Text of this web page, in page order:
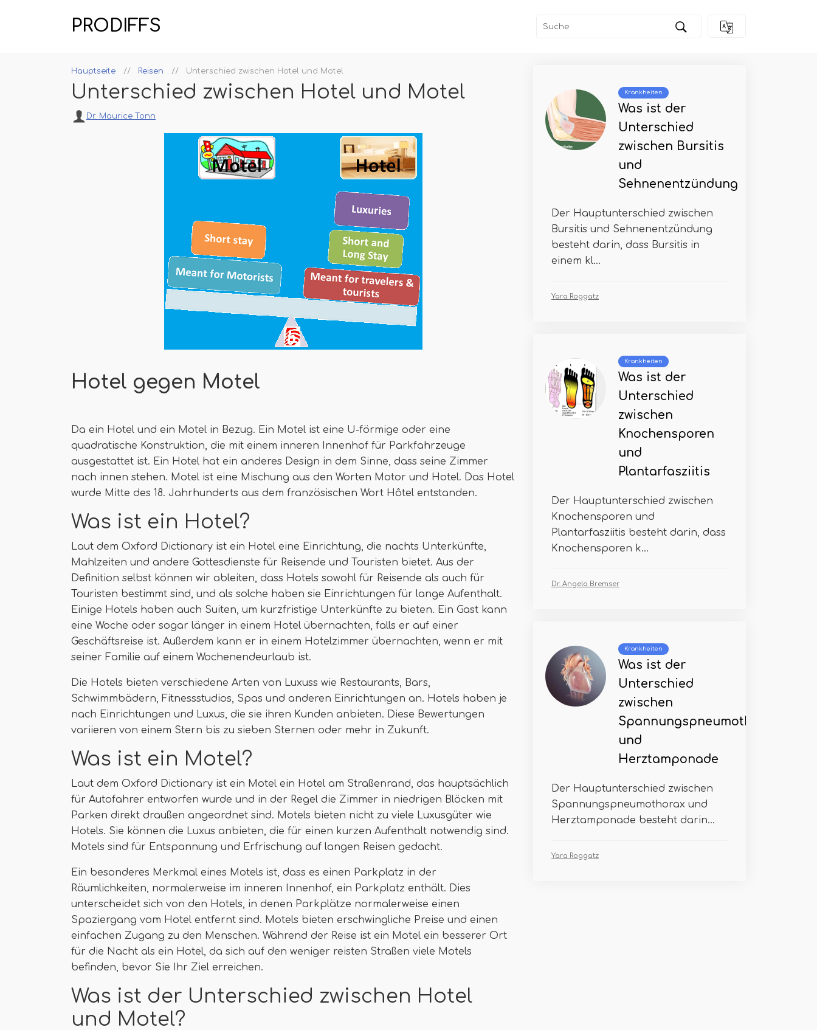
PRODIFFS
Hauptseite Reisen Unterschied zwischen Hotel und Motel
Unterschied zwischen Hotel und Motel
Dr. Maurice Tonn
Hotel gegen Motel
Da ein Hotel und ein Motel in Bezug. Ein Motel ist eine U-förmige oder eine
quadratische Konstruktion, die mit einem inneren Innenhof für Parkfahrzeuge
ausgestattet ist. Ein Hotel hat ein anderes Design in dem Sinne, dass seine Zimmer
nach innen stehen. Motel ist eine Mischung aus den Worten Motor und Hotel. Das Hotel
wurde Mitte des 18. Jahrhunderts aus dem französischen Wort Hôtel entstanden.
Was ist ein Hotel?
Laut dem Oxford Dictionary ist ein Hotel eine Einrichtung, die nachts Unterkünfte,
Mahlzeiten und andere Gottesdienste für Reisende und Touristen bietet. Aus der
Definition selbst können wir ableiten, dass Hotels sowohl für Reisende als auch für
Touristen bestimmt sind, und als solche haben sie Einrichtungen für lange Aufenthalt.
Einige Hotels haben auch Suiten, um kurzfristige Unterkünfte zu bieten. Ein Gast kann
eine Woche oder sogar länger in einem Hotel übernachten, falls er auf einer
Geschäftsreise ist. Außerdem kann er in einem Hotelzimmer übernachten, wenn er mit
seiner Familie auf einem Wochenendeurlaub ist.
Die Hotels bieten verschiedene Arten von Luxuss wie Restaurants, Bars,
Schwimmbädern, Fitnessstudios, Spas und anderen Einrichtungen an. Hotels haben je
nach Einrichtungen und Luxus, die sie ihren Kunden anbieten. Diese Bewertungen
variieren von einem Stern bis zu sieben Sternen oder mehr in Zukunft.
Was ist ein Motel?
Laut dem Oxford Dictionary ist ein Motel ein Hotel am Straßenrand, das hauptsächlich
für Autofahrer entworfen wurde und in der Regel die Zimmer in niedrigen Blöcken mit
Parken direkt draußen angeordnet sind. Motels bieten nicht zu viele Luxusgüter wie
Hotels. Sie können die Luxus anbieten, die für einen kurzen Aufenthalt notwendig sind.
Motels sind für Entspannung und Erfrischung auf langen Reisen gedacht.
Ein besonderes Merkmal eines Motels ist, dass es einen Parkplatz in der
Räumlichkeiten, normalerweise im inneren Innenhof, ein Parkplatz enthält. Dies
unterscheidet sich von den Hotels, in denen Parkplätze normalerweise einen
Spaziergang vom Hotel entfernt sind. Motels bieten erschwingliche Preise und einen
einfachen Zugang zu den Menschen. Während der Reise ist ein Motel ein besserer Ort
für die Nacht als ein Hotel, da sich auf den weniger reisten Straßen viele Motels
befinden, bevor Sie Ihr Ziel erreichen.
Was ist der Unterschied zwischen Hotel
und Motel?
Krankheiten
Was ist der
Unterschied
zwischen Bursitis
und
Sehnenentzündung
Der Hauptunterschied zwischen
Bursitis und Sehnenentzündung
besteht darin, dass Bursitis in
einem kl...
Yara Roggatz
Krankheiten
Was ist der
Unterschied
zwischen
Knochensporen
und
Plantarfasziitis
Der Hauptunterschied zwischen
Knochensporen und
Plantarfasziitis besteht darin, dass
Knochensporen k...
Dr. Angela Bremser
Krankheiten
Was ist der
Unterschied
zwischen
Spannungspneumothorax
und
Herztamponade
Der Hauptunterschied zwischen
Spannungspneumothorax und
Herztamponade besteht darin...
Yara Roggatz